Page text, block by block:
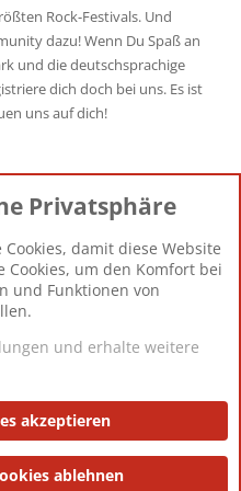
Rock-Festivals. Und
dazu! Wenn Du Spaß an
und die deutschsprachige
dich doch bei uns. Es ist
uns auf dich!
12.425
Toddster85
Impressum
2025 XenForo Ltd.
Privatsphäre
damit diese Website
um den Komfort bei
und Funktionen von
und erhalte weitere
akzeptieren
ablehnen